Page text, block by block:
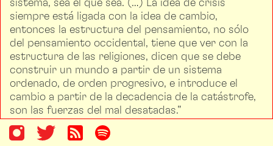
siempre está ligada con la idea de cambio,
entonces la estructura del pensamiento, no sólo
del pensamiento occidental, tiene que ver con la
estructura de las religiones, dicen que se debe
construir un mundo a partir de un sistema
ordenado, de orden progresivo, e introduce el
cambio a partir de la decadencia de la catástrofe,
son las fuerzas del mal desatadas."
podcast